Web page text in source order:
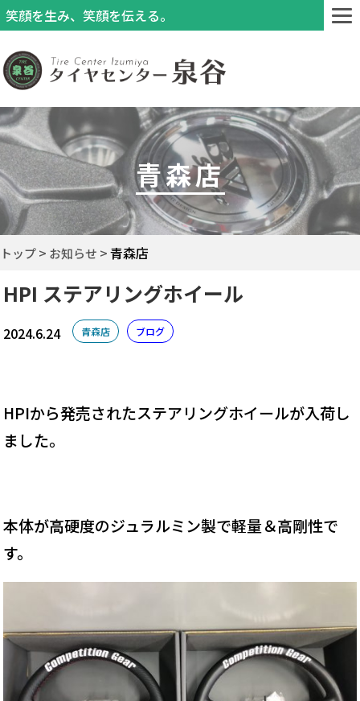
笑顔を生み、笑顔を伝える。
青森店
トップ お知らせ 青森店
HPI ステアリングホイール
2024.6.24 青森店 ブログ
HPIから発売されたステアリングホイールが入荷し
ました。
本体が高硬度のジュラルミン製で軽量＆高剛性で
す。